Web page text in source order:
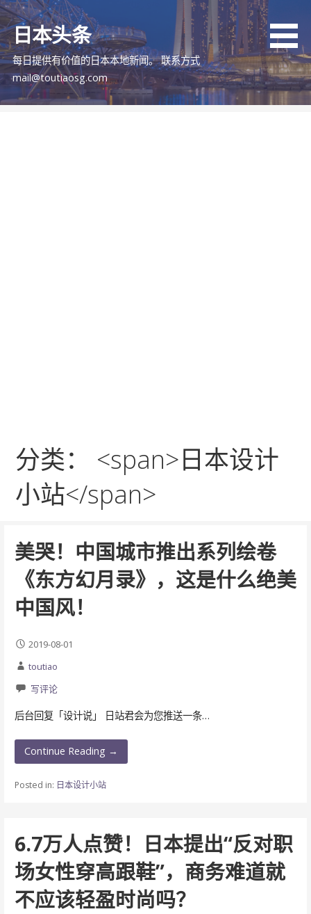
跳
至
内
容
日本头条
每日提供有价值的日本本地新闻。 联系方式
mail@toutiaosg.com
分类： <span>日本设计
小站</span>
​美哭！中国城市推出系列绘卷
《东方幻月录》，这是什么绝美
中国风！​
2019-08-01
toutiao
写评论
后台回复「设计说」 日站君会为您推送一条…
Continue Reading →
Posted in: 日本设计小站
6.7万人点赞！日本提出“反对职
场女性穿高跟鞋”，商务难道就
不应该轻盈时尚吗？